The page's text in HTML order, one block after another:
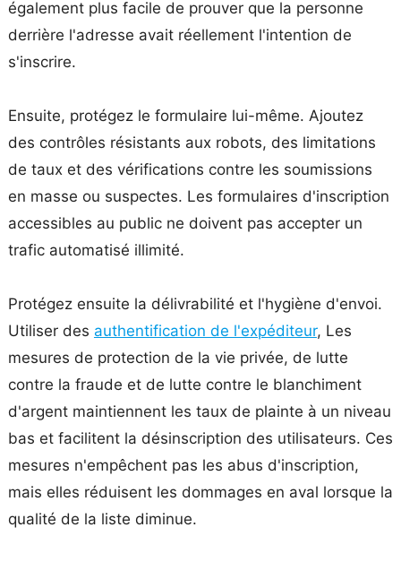
également plus facile de prouver que la personne
derrière l'adresse avait réellement l'intention de
s'inscrire.
Ensuite, protégez le formulaire lui-même. Ajoutez
des contrôles résistants aux robots, des limitations
de taux et des vérifications contre les soumissions
en masse ou suspectes. Les formulaires d'inscription
accessibles au public ne doivent pas accepter un
trafic automatisé illimité.
Protégez ensuite la délivrabilité et l'hygiène d'envoi.
Utiliser des authentification de l'expéditeur, Les
mesures de protection de la vie privée, de lutte
contre la fraude et de lutte contre le blanchiment
d'argent maintiennent les taux de plainte à un niveau
bas et facilitent la désinscription des utilisateurs. Ces
mesures n'empêchent pas les abus d'inscription,
mais elles réduisent les dommages en aval lorsque la
qualité de la liste diminue.